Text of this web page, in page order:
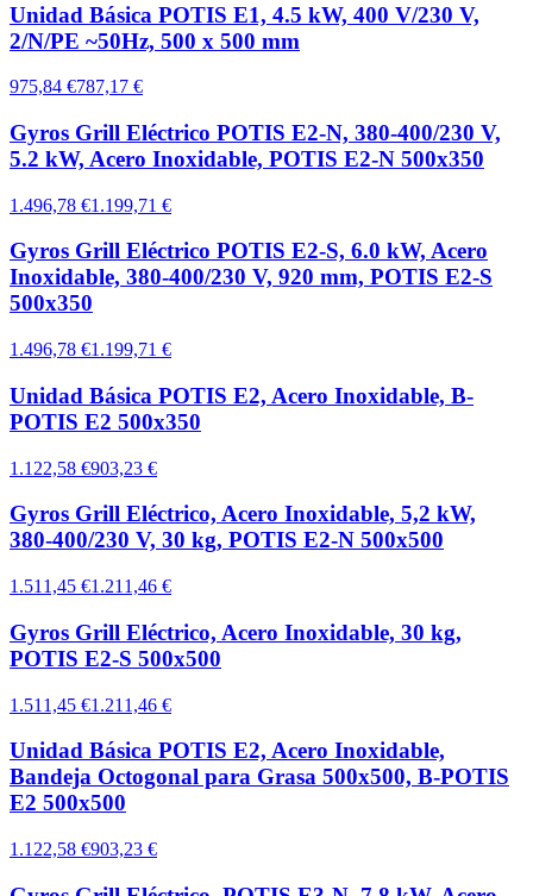
Unidad Básica POTIS E1, 4.5 kW, 400 V/230 V,
2/N/PE ~50Hz, 500 x 500 mm
975,84 €787,17 €
Gyros Grill Eléctrico POTIS E2-N, 380-400/230 V,
5.2 kW, Acero Inoxidable, POTIS E2-N 500x350
1.496,78 €1.199,71 €
Gyros Grill Eléctrico POTIS E2-S, 6.0 kW, Acero
Inoxidable, 380-400/230 V, 920 mm, POTIS E2-S
500x350
1.496,78 €1.199,71 €
Unidad Básica POTIS E2, Acero Inoxidable, B-
POTIS E2 500x350
1.122,58 €903,23 €
Gyros Grill Eléctrico, Acero Inoxidable, 5,2 kW,
380-400/230 V, 30 kg, POTIS E2-N 500x500
1.511,45 €1.211,46 €
Gyros Grill Eléctrico, Acero Inoxidable, 30 kg,
POTIS E2-S 500x500
1.511,45 €1.211,46 €
Unidad Básica POTIS E2, Acero Inoxidable,
Bandeja Octogonal para Grasa 500x500, B-POTIS
E2 500x500
1.122,58 €903,23 €